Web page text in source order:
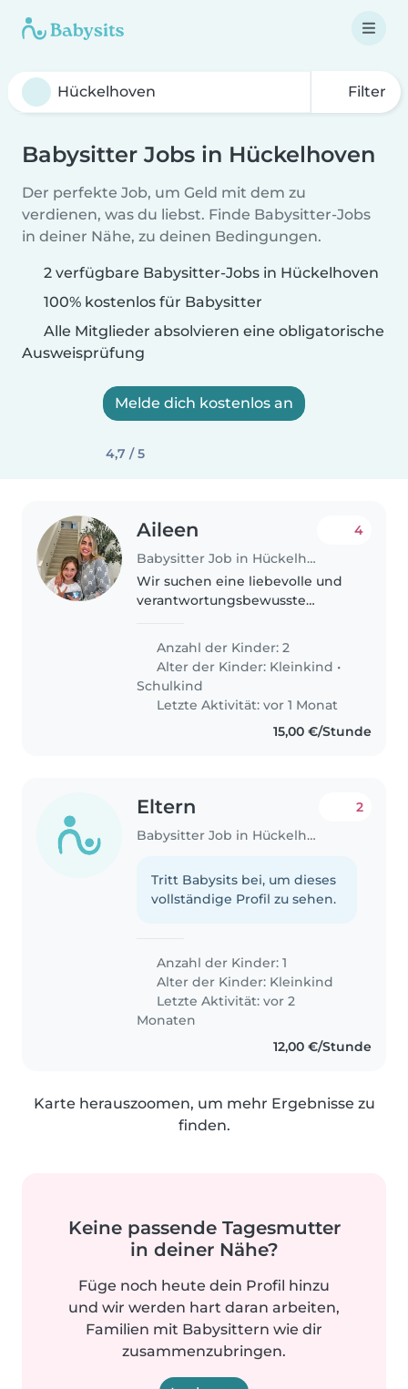
Filter
Babysitter Jobs in Hückelhoven
Der perfekte Job, um Geld mit dem zu
verdienen, was du liebst. Finde Babysitter-Jobs
in deiner Nähe, zu deinen Bedingungen.
2 verfügbare Babysitter-Jobs in Hückelhoven
100% kostenlos für Babysitter
Alle Mitglieder absolvieren eine obligatorische
Ausweisprüfung
Melde dich kostenlos an
4,7 / 5
Aileen
Babysitter Job in Hückelhoven
4
Wir suchen eine liebevolle und
verantwortungsbewusste
unsere beiden Kinder (ein
Kleinkind und ein Schulkind).
Unsere Kinder sind neugierig,
sportlich und..
Anzahl der Kinder: 2
Alter der Kinder: Kleinkind •
Schulkind
Letzte Aktivität: vor 1 Monat
15,00 €/Stunde
Eltern
Babysitter Job in Hückelhoven
2
Tritt Babysits bei, um dieses
vollständige Profil zu sehen.
Anzahl der Kinder: 1
Alter der Kinder: Kleinkind
Letzte Aktivität: vor 2
Monaten
12,00 €/Stunde
Karte herauszoomen, um mehr Ergebnisse zu
finden.
Keine passende Tagesmutter
in deiner Nähe?
Füge noch heute dein Profil hinzu
und wir werden hart daran arbeiten,
Familien mit Babysittern wie dir
zusammenzubringen.